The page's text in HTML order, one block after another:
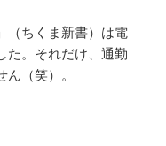
（ちくま新書）は電
た。それだけ、通勤
（笑）。